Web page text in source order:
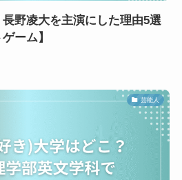
野凌大を主演にした理由5選
ーム】
芸能人